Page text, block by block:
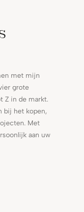
met mijn
grote
Z in de markt.
bij het kopen,
Met
aan uw